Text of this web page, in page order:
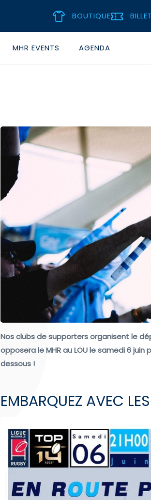
BOUTIQUE
MHR EVENTS AGENDA
Nos clubs de supporters organisent le
opposera le MHR au LOU le samedi 6
dessous !
EMBARQUEZ AVEC